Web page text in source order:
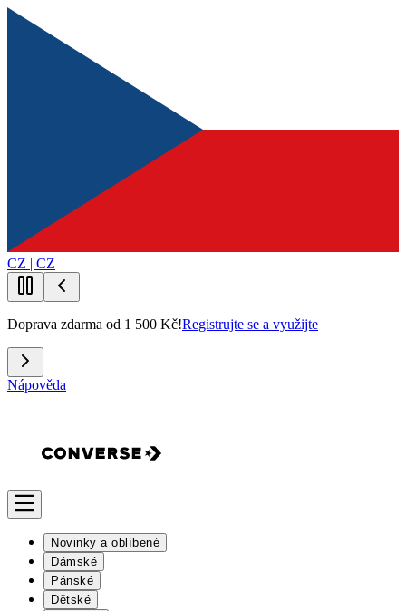
CZ | CZ
Doprava zdarma od 1 500 Kč!Registrujte se a využijte
Nápověda
Novinky a oblíbené
Dámské
Pánské
Dětské